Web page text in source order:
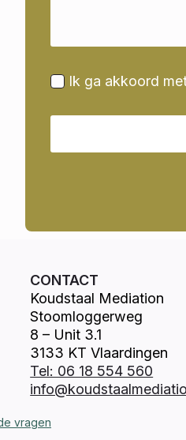
Ik ga akkoord
CONTACT
Koudstaal Mediation
Stoomloggerweg
8 – Unit 3.1
3133 KT Vlaardingen
Tel: 06 18 554 560
vragen